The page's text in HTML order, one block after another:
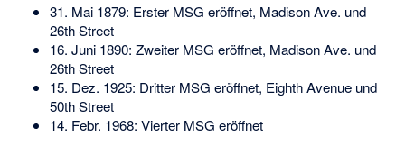
31. Mai 1879: Erster MSG eröffnet, Madison Ave. und
26th Street
16. Juni 1890: Zweiter MSG eröffnet, Madison Ave. und
26th Street
15. Dez. 1925: Dritter MSG eröffnet, Eighth Avenue und
50th Street
14. Febr. 1968: Vierter MSG eröffnet